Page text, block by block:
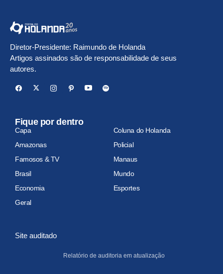
Diretor-Presidente: Raimundo de Holanda
Artigos assinados são de responsabilidade de seus
autores.
Fique por dentro
Capa
Coluna do Holanda
Amazonas
Policial
Famosos & TV
Manaus
Brasil
Mundo
Economia
Esportes
Geral
Site auditado
Relatório de auditoria em atualização